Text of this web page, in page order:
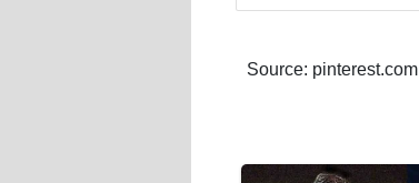
Source: pinterest.com